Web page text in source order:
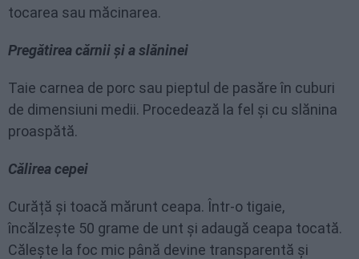
tocarea sau măcinarea.
Pregătirea cărnii și a slăninei
Taie carnea de porc sau pieptul de pasăre în cuburi
de dimensiuni medii. Procedează la fel și cu slănina
proaspătă.
Călirea cepei
Curăță și toacă mărunt ceapa. Într-o tigaie,
încălzește 50 grame de unt și adaugă ceapa tocată.
Călește la foc mic până devine transparentă și